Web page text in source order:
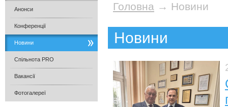
Головна → Новини
Новини
Анонси
Конференції
Новини
Спільнота PRO
Вакансії
Фотогалереї